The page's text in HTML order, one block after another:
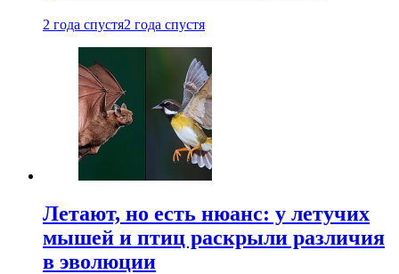
2 года спустя2 года спустя
Летают, но есть нюанс: у летучих
мышей и птиц раскрыли различия
в эволюции